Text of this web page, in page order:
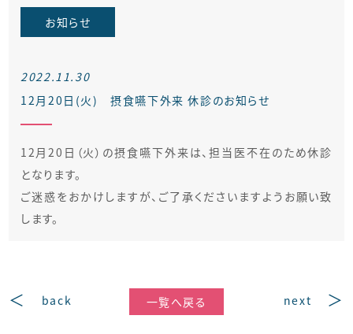
お知らせ
2022.11.30
12月20日(火) 摂食嚥下外来 休診のお知らせ
12月20日（火）の摂食嚥下外来は、担当医不在のため休診
となります。
ご迷惑をおかけしますが、ご了承くださいますようお願い致
します。
back 一覧へ戻る next